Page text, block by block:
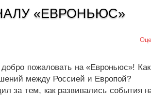
«ЕВРОНЬЮС»
пожаловать на «Евроньюс»! Как
между Россией и Европой?
за тем, как развивались события